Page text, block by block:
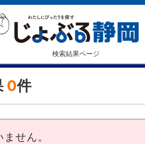
検索結果ページ
0件
せん。